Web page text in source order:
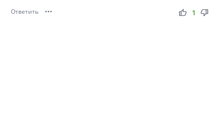
Ответить ••• thumb_up thumb_down
1